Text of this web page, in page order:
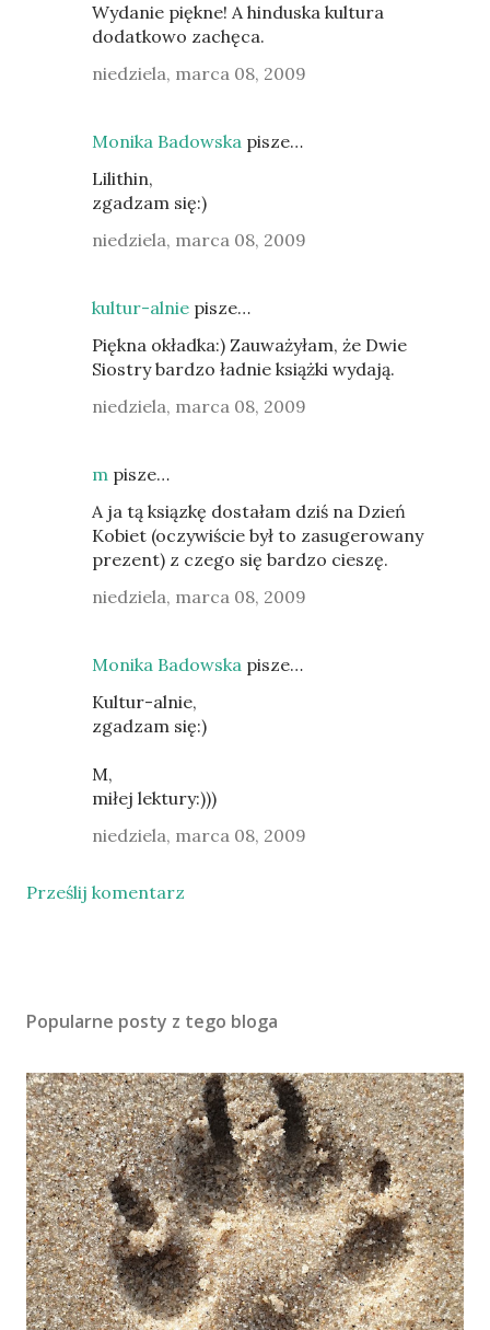
Wydanie piękne! A hinduska kultura
dodatkowo zachęca.
niedziela, marca 08, 2009
Monika Badowska pisze…
Lilithin,
zgadzam się:)
niedziela, marca 08, 2009
kultur-alnie pisze…
Piękna okładka:) Zauważyłam, że Dwie
Siostry bardzo ładnie książki wydają.
niedziela, marca 08, 2009
m pisze…
A ja tą ksiązkę dostałam dziś na Dzień
Kobiet (oczywiście był to zasugerowany
prezent) z czego się bardzo cieszę.
niedziela, marca 08, 2009
Monika Badowska pisze…
Kultur-alnie,
zgadzam się:)
M,
miłej lektury:)))
niedziela, marca 08, 2009
Prześlij komentarz
Popularne posty z tego bloga